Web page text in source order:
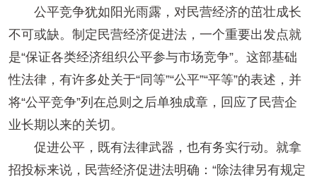
公平竞争犹如阳光雨露，对民营经济的茁壮成长
不可或缺。制定民营经济促进法，一个重要出发点就
是“保证各类经济组织公平参与市场竞争”。这部基础
性法律，有许多处关于“同等”“公平”“平等”的表述，并
将“公平竞争”列在总则之后单独成章，回应了民营企
业长期以来的关切。
促进公平，既有法律武器，也有务实行动。就拿
招投标来说，民营经济促进法明确：“除法律另有规定